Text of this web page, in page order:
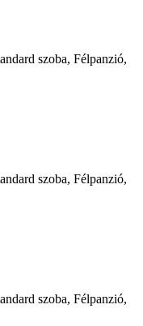
szoba, Félpanzió,
szoba, Félpanzió,
szoba, Félpanzió,